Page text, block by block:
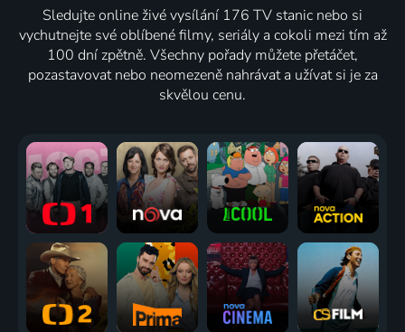
Sledujte online živé vysílání 176 TV stanic nebo si
vychutnejte své oblíbené filmy, seriály a cokoli mezi tím až
100 dní zpětně. Všechny pořady můžete přetáčet,
pozastavovat nebo neomezeně nahrávat a užívat si je za
skvělou cenu.